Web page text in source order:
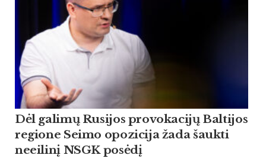
Dėl galimų Rusijos provokacijų Baltijos
regione Seimo opozicija žada šaukti
neeilinį NSGK posėdį